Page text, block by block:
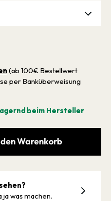
(ab 100€ Bestellwert
per Banküberweisung
beim Hersteller
Warenkorb
was machen.